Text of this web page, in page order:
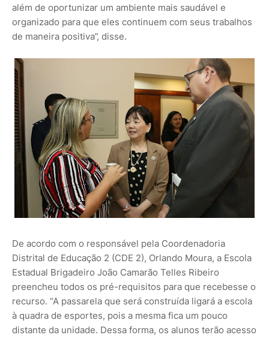
além de oportunizar um ambiente mais saudável e
organizado para que eles continuem com seus trabalhos
de maneira positiva”, disse.
De acordo com o responsável pela Coordenadoria
Distrital de Educação 2 (CDE 2), Orlando Moura, a Escola
Estadual Brigadeiro João Camarão Telles Ribeiro
preencheu todos os pré-requisitos para que recebesse o
recurso. “A passarela que será construída ligará a escola
à quadra de esportes, pois a mesma fica um pouco
distante da unidade. Dessa forma, os alunos terão acesso